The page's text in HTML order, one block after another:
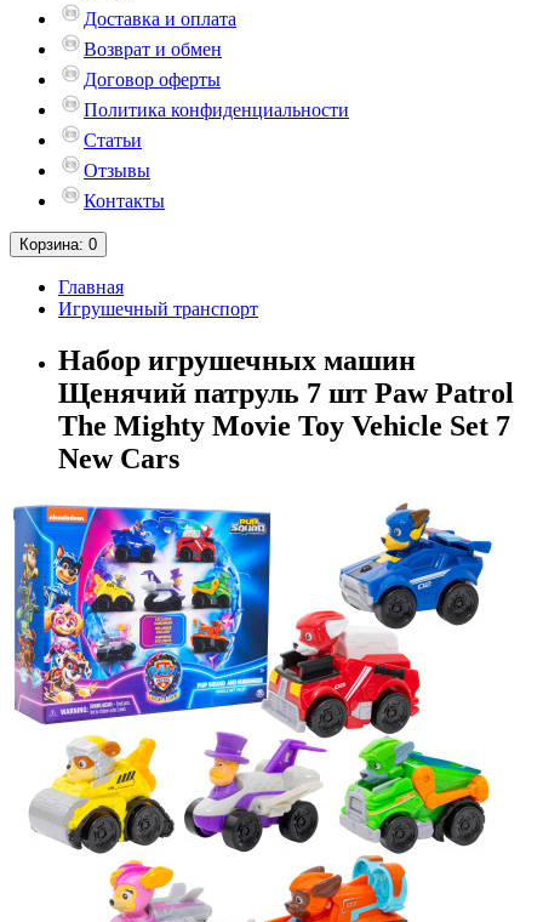
Доставка и оплата
Возврат и обмен
Договор оферты
Политика конфиденциальности
Статьи
Отзывы
Контакты
Корзина: 0
Главная
Игрушечный транспорт
Набор игрушечных машин
Щенячий патруль 7 шт Paw Patrol
The Mighty Movie Toy Vehicle Set 7
New Cars